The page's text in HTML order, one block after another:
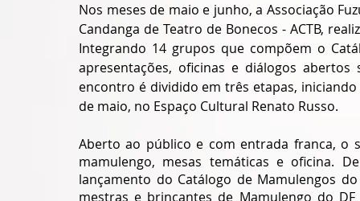
Nos meses de maio e junho, a Associação
Candanga de Teatro de Bonecos - ACTB,
Integrando 14 grupos que compõem o
apresentações, oficinas e diálogos
encontro é dividido em três etapas,
de maio, no Espaço Cultural Renato Russo.
Aberto ao público e com entrada franca, o
mamulengo, mesas temáticas e oficina.
lançamento do Catálogo de Mamulengos
mestras e brincantes de Mamulengo do